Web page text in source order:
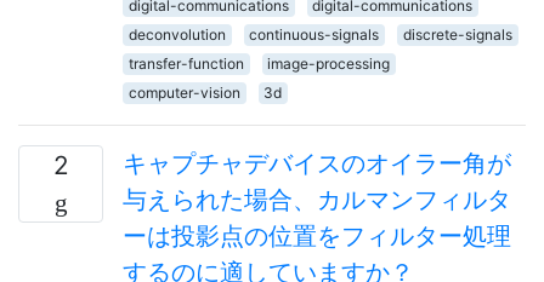
digital-communications
digital-communications
deconvolution
continuous-signals
discrete-signals
transfer-function
image-processing
computer-vision
3d
2
キャプチャデバイスのオイラー角が
与えられた場合、カルマンフィルタ
ーは投影点の位置をフィルター処理
するのに適していますか？